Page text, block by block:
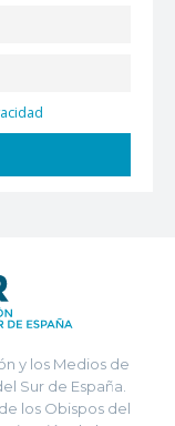
y los Medios de
Sur de España.
los Obispos del